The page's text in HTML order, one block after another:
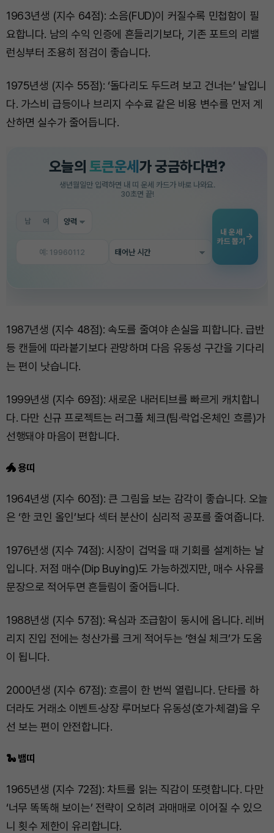
1963년생 (지수 64점): 소음(FUD)이 커질수록 민첩함이 필
요합니다. 남의 수익 인증에 흔들리기보다, 기존 포트의 리밸
런싱부터 조용히 점검이 좋습니다.
1975년생 (지수 55점): ‘돌다리도 두드려 보고 건너는’ 날입니
다. 가스비 급등이나 브리지 수수료 같은 비용 변수를 먼저 계
산하면 실수가 줄어듭니다.
1987년생 (지수 48점): 속도를 줄여야 손실을 피합니다. 급반
등 캔들에 따라붙기보다 관망하며 다음 유동성 구간을 기다리
는 편이 낫습니다.
1999년생 (지수 69점): 새로운 내러티브를 빠르게 캐치합니
다. 다만 신규 프로젝트는 러그풀 체크(팀·락업·온체인 흐름)가
선행돼야 마음이 편합니다.
🐲 용띠
1964년생 (지수 60점): 큰 그림을 보는 감각이 좋습니다. 오늘
은 ‘한 코인 올인’보다 섹터 분산이 심리적 공포를 줄여줍니다.
1976년생 (지수 74점): 시장이 겁먹을 때 기회를 설계하는 날
입니다. 저점 매수(Dip Buying)도 가능하겠지만, 매수 사유를
문장으로 적어두면 흔들림이 줄어듭니다.
1988년생 (지수 57점): 욕심과 조급함이 동시에 옵니다. 레버
리지 진입 전에는 청산가를 크게 적어두는 ‘현실 체크’가 도움
이 됩니다.
2000년생 (지수 67점): 흐름이 한 번씩 열립니다. 단타를 하
더라도 거래소 이벤트·상장 루머보다 유동성(호가·체결)을 우
선 보는 편이 안전합니다.
🐍 뱀띠
1965년생 (지수 72점): 차트를 읽는 직감이 또렷합니다. 다만
‘너무 똑똑해 보이는’ 전략이 오히려 과매매로 이어질 수 있으
니 횟수 제한이 유리합니다.